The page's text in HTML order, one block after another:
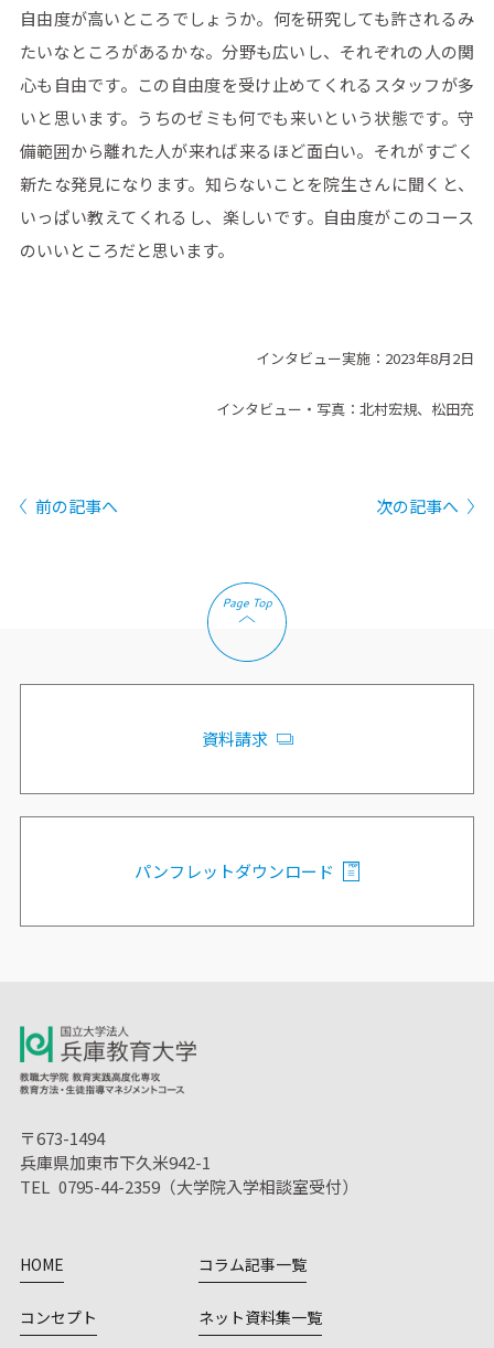
自由度が高いところでしょうか。何を研究しても許されるみ
たいなところがあるかな。分野も広いし、それぞれの人の関
心も自由です。この自由度を受け止めてくれるスタッフが多
いと思います。うちのゼミも何でも来いという状態です。守
備範囲から離れた人が来れば来るほど面白い。それがすごく
新たな発見になります。知らないことを院生さんに聞くと、
いっぱい教えてくれるし、楽しいです。自由度がこのコース
のいいところだと思います。
インタビュー実施：2023年8月2日
インタビュー・写真：北村宏規、松田充
前の記事へ 次の記事へ
資料請求
パンフレットダウンロード
〒673-1494
兵庫県加東市下久米942-1
TEL 0795-44-2359（大学院入学相談室受付）
HOME
コンセプト
コラム記事一覧
ネット資料集一覧